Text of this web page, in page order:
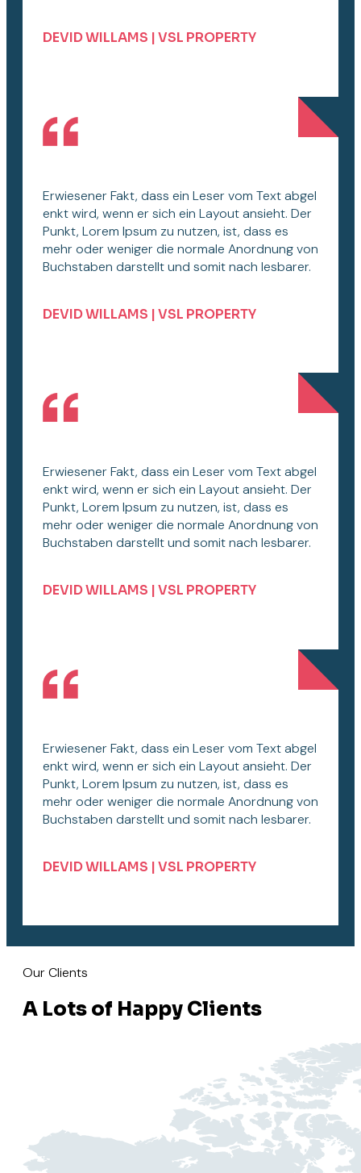
DEVID WILLAMS | VSL PROPERTY
Erwiesener Fakt, dass ein Leser vom Text abgel
enkt wird, wenn er sich ein Layout ansieht. Der
Punkt, Lorem Ipsum zu nutzen, ist, dass es
mehr oder weniger die normale Anordnung von
Buchstaben darstellt und somit nach lesbarer.
DEVID WILLAMS | VSL PROPERTY
Erwiesener Fakt, dass ein Leser vom Text abgel
enkt wird, wenn er sich ein Layout ansieht. Der
Punkt, Lorem Ipsum zu nutzen, ist, dass es
mehr oder weniger die normale Anordnung von
Buchstaben darstellt und somit nach lesbarer.
DEVID WILLAMS | VSL PROPERTY
Erwiesener Fakt, dass ein Leser vom Text abgel
enkt wird, wenn er sich ein Layout ansieht. Der
Punkt, Lorem Ipsum zu nutzen, ist, dass es
mehr oder weniger die normale Anordnung von
Buchstaben darstellt und somit nach lesbarer.
DEVID WILLAMS | VSL PROPERTY
Our Clients
A Lots of Happy Clients